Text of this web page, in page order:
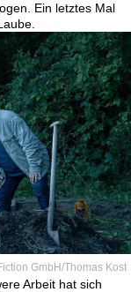
Ein letztes Mal
GmbH/Thomas Kost
Arbeit hat sich